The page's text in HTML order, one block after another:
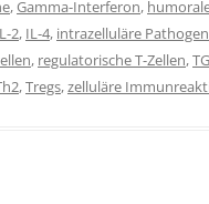
,Gamma-Interferon,
2, IL-4, intrazelluläre
, regulatorische T-Zellen,
,Tregs,zelluläre